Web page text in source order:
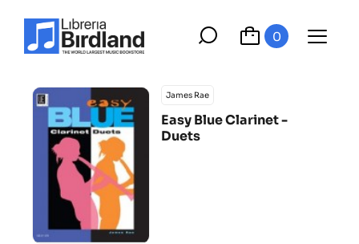
0
James Rae
Easy Blue Clarinet -
Duets